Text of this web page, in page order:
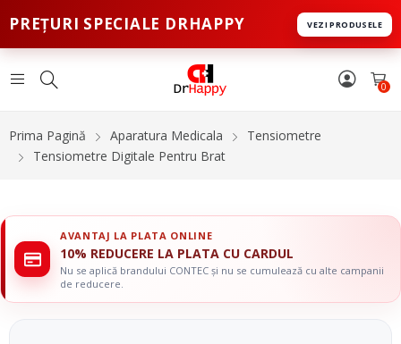
PREȚURI SPECIALE DRHAPPY VEZI PRODUSELE
0
Prima Pagină Aparatura Medicala
Tensiometre
Tensiometre Digitale Pentru Brat
AVANTAJ LA PLATA ONLINE
10% REDUCERE LA PLATA CU CARDUL
Nu se aplică brandului CONTEC și nu se cumulează cu alte campanii
de reducere.